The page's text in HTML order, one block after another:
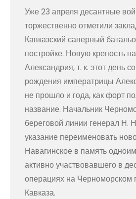
Уже 23 апреля десантные
торжественно отметили
Кавказский саперный
постройке. Новую крепость
Александрия, т. к. этот день
рождения императрицы
не прошло и года, как форт
название. Начальник
береговой линии генерал Н.
указание переименовать
Навагинское в память
активно участвовавшего в
операциях на Черноморском
Кавказа.